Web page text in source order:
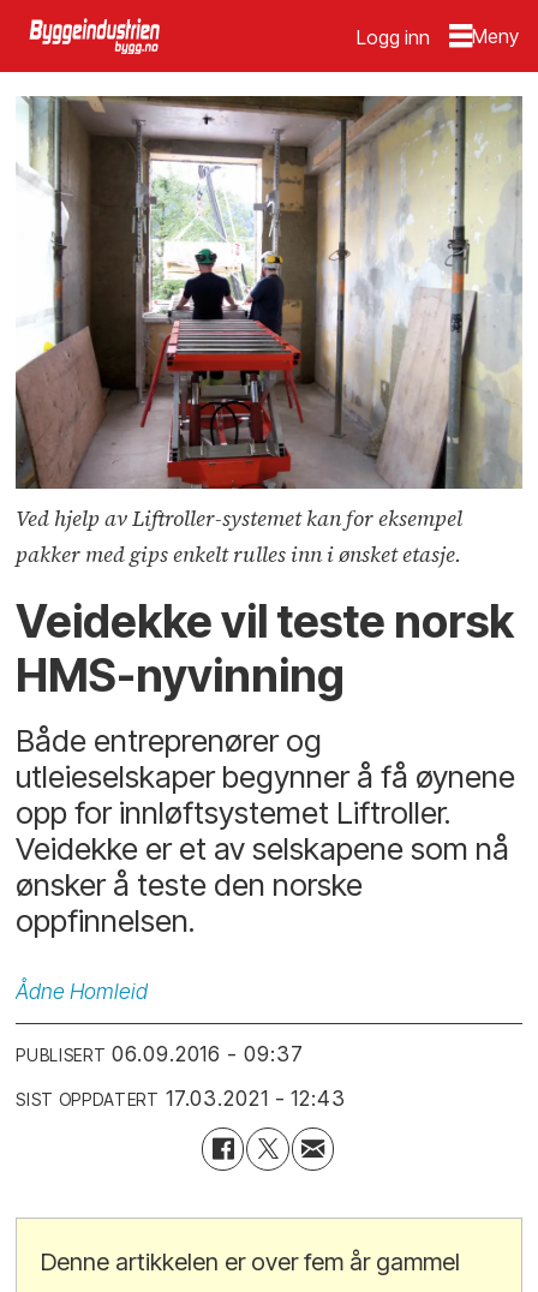
Logg inn
Ved hjelp av Liftroller-systemet kan for eksempel
pakker med gips enkelt rulles inn i ønsket etasje.
Veidekke vil teste norsk
HMS-nyvinning
Både entreprenører og
utleieselskaper begynner å få øynene
opp for innløftsystemet Liftroller.
Veidekke er et av selskapene som nå
ønsker å teste den norske
oppfinnelsen.
Ådne Homleid
PUBLISERT 06.09.2016 - 09:37
SIST OPPDATERT 17.03.2021 - 12:43
Denne artikkelen er over fem år gammel